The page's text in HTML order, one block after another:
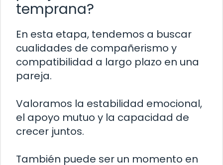
temprana?
En esta etapa, tendemos a buscar
cualidades de compañerismo y
compatibilidad a largo plazo en una
pareja.
Valoramos la estabilidad emocional,
el apoyo mutuo y la capacidad de
crecer juntos.
También puede ser un momento en